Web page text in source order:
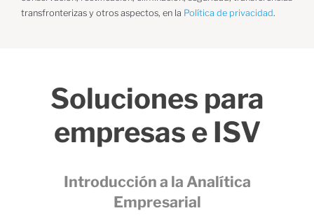
transfronterizas y otros aspectos, en la Política de privacidad.
Soluciones para
empresas e ISV
Introducción a la Analítica
Empresarial